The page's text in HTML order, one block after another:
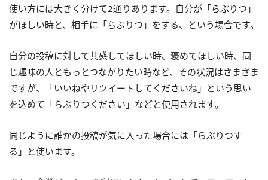
使い方には大きく分けて2通りあります。自分が「らぶりつ」
がほしい時と、相手に「らぶりつ」をする、という場合です。
自分の投稿に対して共感してほしい時、褒めてほしい時、同
じ趣味の人ともっとつながりたい時など、その状況はさまざま
ですが、「いいねやリツイートしてくださいね」という思い
を込めて「らぶりつください」などと使用されます。
同じように誰かの投稿が気に入った場合には「らぶりつす
る」と使います。